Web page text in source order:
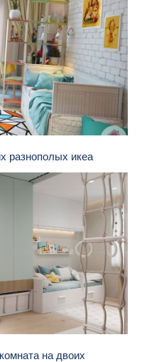
разнополых икеа
на двоих